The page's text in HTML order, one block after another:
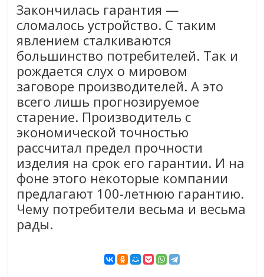
Закончилась гарантия —
сломалось устройство. С таким
явлением сталкиваются
большинство потребителей. Так и
рождается слух о мировом
заговоре производителей. А это
всего лишь прогнозируемое
старение. Производитель с
экономической точностью
рассчитал предел прочности
изделия на срок его гарантии. И на
фоне этого некоторые компании
предлагают 100-летнюю гарантию.
Чему потребители весьма и весьма
рады.